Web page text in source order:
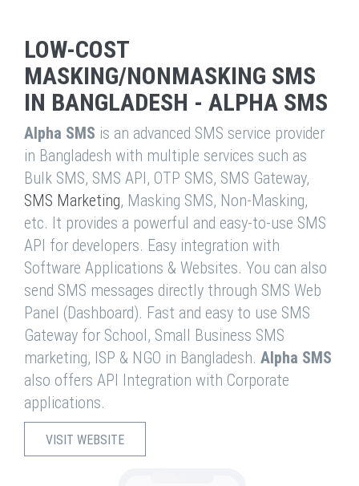
LOW-COST
MASKING/NONMASKING SMS
IN BANGLADESH - ALPHA SMS
Alpha SMS is an advanced SMS service provider
in Bangladesh with multiple services such as
Bulk SMS, SMS API, OTP SMS, SMS Gateway,
SMS Marketing, Masking SMS, Non-Masking,
etc. It provides a powerful and easy-to-use SMS
API for developers. Easy integration with
Software Applications & Websites. You can also
send SMS messages directly through SMS Web
Panel (Dashboard). Fast and easy to use SMS
Gateway for School, Small Business SMS
marketing, ISP & NGO in Bangladesh. Alpha SMS
also offers API Integration with Corporate
applications.
VISIT WEBSITE